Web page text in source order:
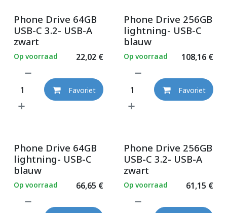
Phone Drive 64GB
USB-C 3.2- USB-A
zwart
22,02€
Op voorraad
Favoriet
Phone Drive 256GB
lightning- USB-C
blauw
108,16€
Op voorraad
Favoriet
Phone Drive 64GB
lightning- USB-C
blauw
66,65 €
Op voorraad
Phone Drive 256GB
USB-C 3.2- USB-A
zwart
61,15 €
Op voorraad